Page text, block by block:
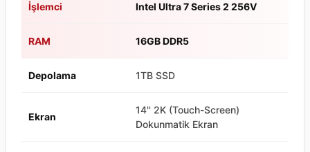
İşlemci Intel Ultra 7 Series 2 256V
RAM 16GB DDR5
Depolama 1TB SSD
Ekran
14'' 2K (Touch-Screen)
Dokunmatik Ekran